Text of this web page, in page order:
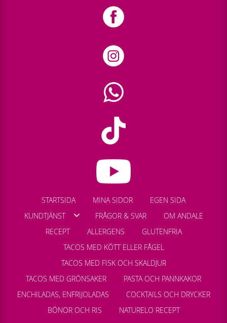
STARTSIDA MINA SIDOR
EGEN SIDA
KUNDTJÄNST
FRÅGOR & SVAR
OM ANDALE
RECEPT
ALLERGENS
GLUTENFRIA
TACOS MED KÖTT ELLER FÅGEL
TACOS MED FISK OCH SKALDJUR
TACOS MED GRÖNSAKER
PASTA OCH PANNKAKOR
ENCHILADAS, ENFRIJOLADAS
COCKTAILS OCH DRYCKER
BÖNOR OCH RIS
NATURELO RECEPT